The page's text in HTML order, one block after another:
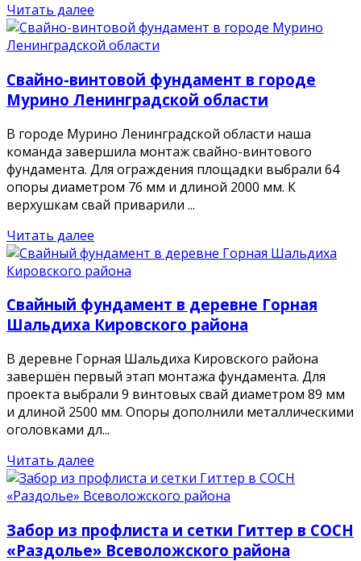
Читать далее
Свайно-винтовой фундамент в городе
Мурино Ленинградской области
В городе Мурино Ленинградской области наша
команда завершила монтаж свайно-винтового
фундамента. Для ограждения площадки выбрали 64
опоры диаметром 76 мм и длиной 2000 мм. К
верхушкам свай приварили ...
Читать далее
Свайный фундамент в деревне Горная
Шальдиха Кировского района
В деревне Горная Шальдиха Кировского района
завершён первый этап монтажа фундамента. Для
проекта выбрали 9 винтовых свай диаметром 89 мм
и длиной 2500 мм. Опоры дополнили металлическими
оголовками дл...
Читать далее
Забор из профлиста и сетки Гиттер в СОСН
«Раздолье» Всеволожского района